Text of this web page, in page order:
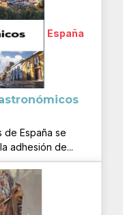
España
de España se
adhesión de...